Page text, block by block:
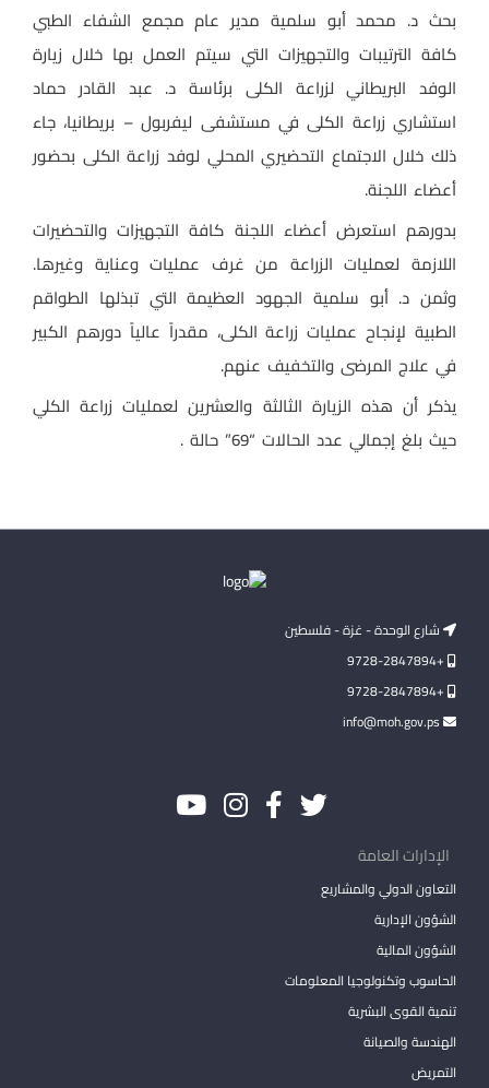
بحث د. محمد أبو سلمية مدير عام مجمع الشفاء الطبي
كافة الترتيبات والتجهيزات التي سيتم العمل بها خلال زيارة
الوفد البريطاني لزراعة الكلى برئاسة د. عبد القادر حماد
استشاري زراعة الكلى في مستشفى ليفربول – بريطانيا، جاء
ذلك خلال الاجتماع التحضيري المحلي لوفد زراعة الكلى بحضور
أعضاء اللجنة.
بدورهم استعرض أعضاء اللجنة كافة التجهيزات والتحضيرات
اللازمة لعمليات الزراعة من غرف عمليات وعناية وغيرها.
وثمن د. أبو سلمية الجهود العظيمة التي تبذلها الطواقم
الطبية لإنجاح عمليات زراعة الكلى، مقدراً عالياً دورهم الكبير
في علاج المرضى والتخفيف عنهم.
يذكر أن هذه الزيارة الثالثة والعشرين لعمليات زراعة الكلي
حيث بلغ إجمالي عدد الحالات “69” حالة .
شارع الوحدة - غزة - فلسطين
+9728-2847894
+9728-2847894
الإدارات العامة
التعاون الدولي والمشاريع
الشؤون الإدارية
الشؤون المالية
الحاسوب وتكنولوجيا المعلومات
تنمية القوى البشرية
الهندسة والصيانة
التمريض